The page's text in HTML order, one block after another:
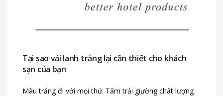
Tại sao vải lanh trắng lại cần thiết cho khách
sạn của bạn
Màu trắng đi với mọi thứ. Tấm trải giường chất lượng